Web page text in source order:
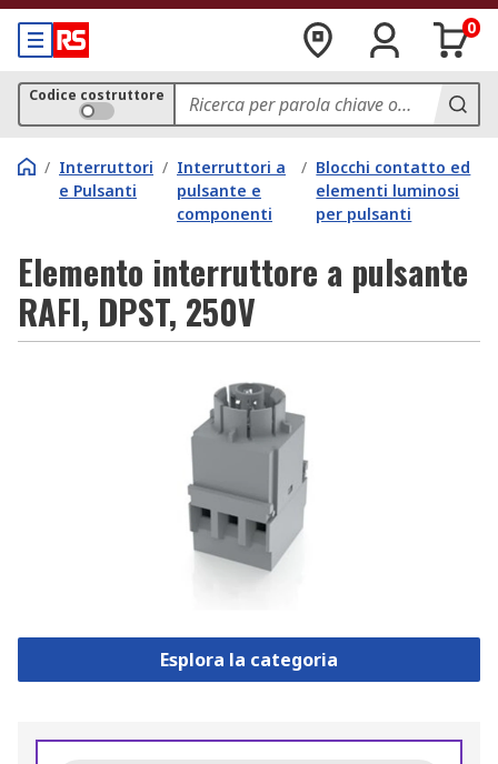
0
Codice costruttore
/ Interruttori
e Pulsanti
/ Interruttori a
pulsante e
componenti
/ Blocchi contatto ed
elementi luminosi
per pulsanti
Elemento interruttore a pulsante
RAFI, DPST, 250V
Esplora la categoria